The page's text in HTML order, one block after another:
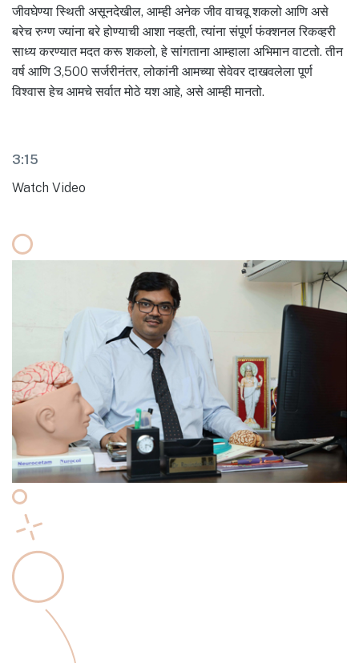
जीवघेण्या स्थिती असूनदेखील, आम्ही अनेक जीव वाचवू शकलो आणि असे
बरेच रुग्ण ज्यांना बरे होण्याची आशा नव्हती, त्यांना संपूर्ण फंक्शनल रिकव्हरी
साध्य करण्यात मदत करू शकलो, हे सांगताना आम्हाला अभिमान वाटतो. तीन
वर्ष आणि 3,500 सर्जरीनंतर, लोकांनी आमच्या सेवेवर दाखवलेला पूर्ण
विश्वास हेच आमचे सर्वात मोठे यश आहे, असे आम्ही मानतो.
3:15
Watch Video